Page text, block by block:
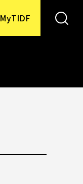
MyTIDF